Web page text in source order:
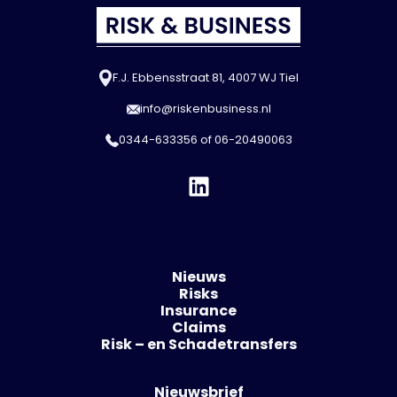
F.J. Ebbensstraat 81, 4007 WJ Tiel
info@riskenbusiness.nl
0344-633356 of06-20490063
Nieuws
Risks
Insurance
Claims
Risk – en Schadetransfers
Nieuwsbrief